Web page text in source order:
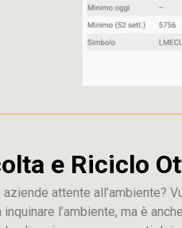
e Riciclo
attente all’ambiente?
l’ambiente, ma è